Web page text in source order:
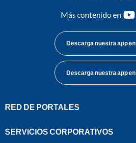
Más contenido en
Descarga nuestra app en
Descarga nuestra app en
RED DE PORTALES
SERVICIOS CORPORATIVOS